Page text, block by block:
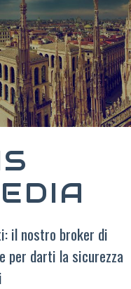
il nostro broker di
per darti la sicurezza